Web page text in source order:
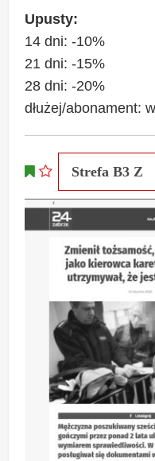
Upusty:
14 dni: -10%
21 dni: -15%
28 dni: -20%
dłużej/abonament:
Strefa B3 Z